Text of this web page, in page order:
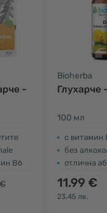
-
В6
Bioherba
Глухарче
100 мл
c витамин
без
отлична
11.99 €
23.45 лв.